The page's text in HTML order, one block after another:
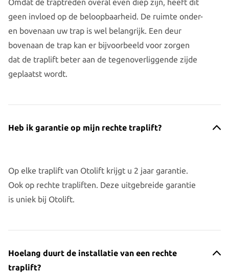
Omdat de traptreden overal even diep zijn, heeft dit
geen invloed op de beloopbaarheid. De ruimte onder-
en bovenaan uw trap is wel belangrijk. Een deur
bovenaan de trap kan er bijvoorbeeld voor zorgen
dat de traplift beter aan de tegenoverliggende zijde
geplaatst wordt.
Heb ik garantie op mijn rechte traplift?
Op elke traplift van Otolift krijgt u 2 jaar garantie.
Ook op rechte trapliften. Deze uitgebreide garantie
is uniek bij Otolift.
Hoelang duurt de installatie van een rechte
traplift?